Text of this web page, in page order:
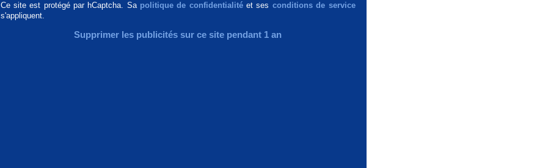
Ce site est protégé par hCaptcha. Sa politique de confidentialitéet ses conditions de service
s'appliquent.
Supprimer les publicités sur ce site pendant 1 an